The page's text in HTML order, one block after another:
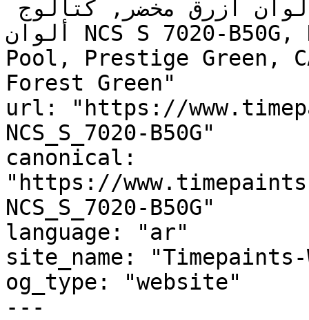
ألوان NCS S 7020-B50G, NCS S 7020-B50G, Moonlit
Pool, Prestige Green,
Forest Green"
url: "https://
NCS_S_7020-B50G"
canonical:
"https://
NCS_S_7020-B50G"
language: "ar"
site_name:
og_type: "website"
---